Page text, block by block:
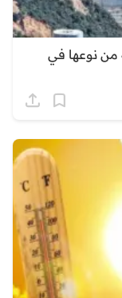
نوعها في